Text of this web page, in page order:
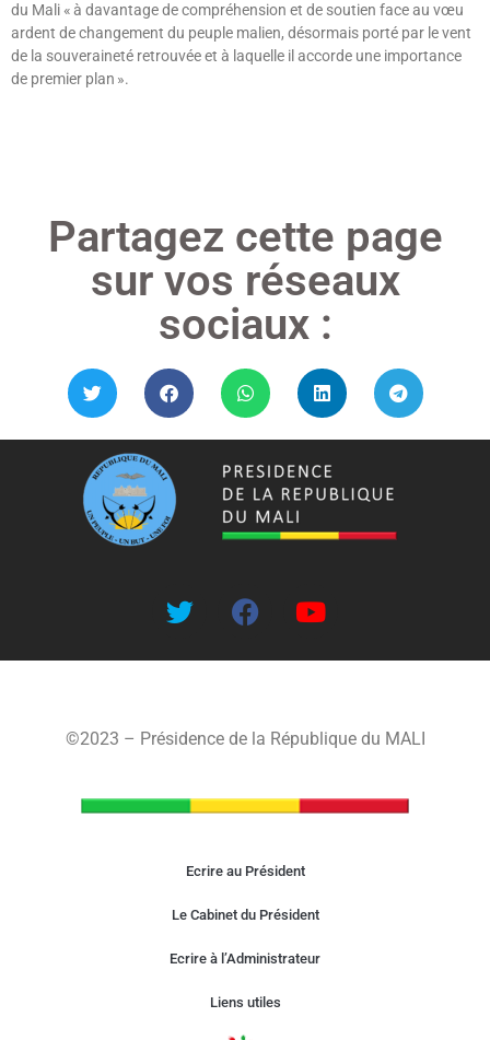
du Mali « à davantage de compréhension et de soutien face au vœu
ardent de changement du peuple malien, désormais porté par le vent
de la souveraineté retrouvée et à laquelle il accorde une importance
de premier plan ».
Partagez cette page
sur vos réseaux
sociaux :
©2023 – Présidence de la République du MALI
Ecrire au Président
Le Cabinet du Président
Ecrire à l’Administrateur
Liens utiles